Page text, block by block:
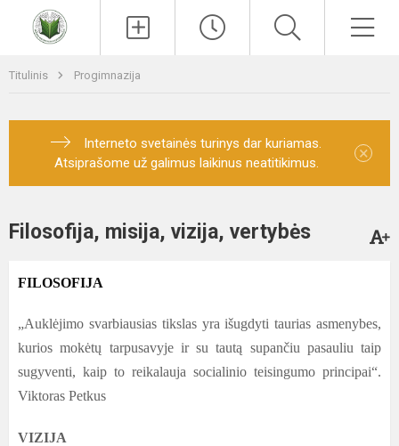
Titulinis Progimnazija
Interneto svetainės turinys dar kuriamas.
Atsiprašome už galimus laikinus neatitikimus.
×
Filosofija, misija, vizija, vertybės
FILOSOFIJA
„Auklėjimo svarbiausias tikslas yra išugdyti taurias asmenybes,
kurios mokėtų tarpusavyje ir su tautą supančiu pasauliu taip
sugyventi, kaip to reikalauja socialinio teisingumo principai“.
Viktoras Petkus
VIZIJA